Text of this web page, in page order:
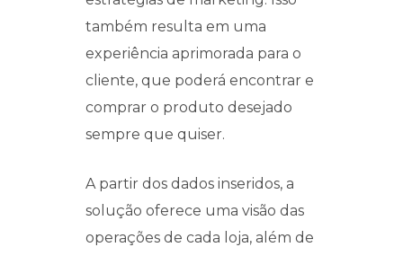
também resulta em uma
experiência aprimorada para o
cliente, que poderá encontrar e
comprar o produto desejado
sempre que quiser.
A partir dos dados inseridos, a
solução oferece uma visão das
operações de cada loja, além de